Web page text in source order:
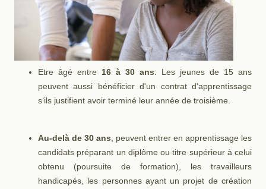
Etre âgé entre 16 à 30 ans. Les jeunes de 15 ans
peuvent aussi bénéficier d'un contrat d'apprentissage
s’ils justifient avoir terminé leur année de troisième.
Au-delà de 30 ans , peuvent entrer en apprentissage les
candidats préparant un diplôme ou titre supérieur à celui
obtenu (poursuite de formation), les travailleurs
handicapés, les personnes ayant un projet de création